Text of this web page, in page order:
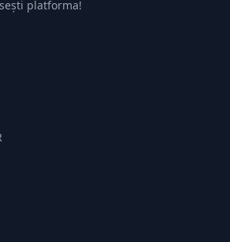
platforma!